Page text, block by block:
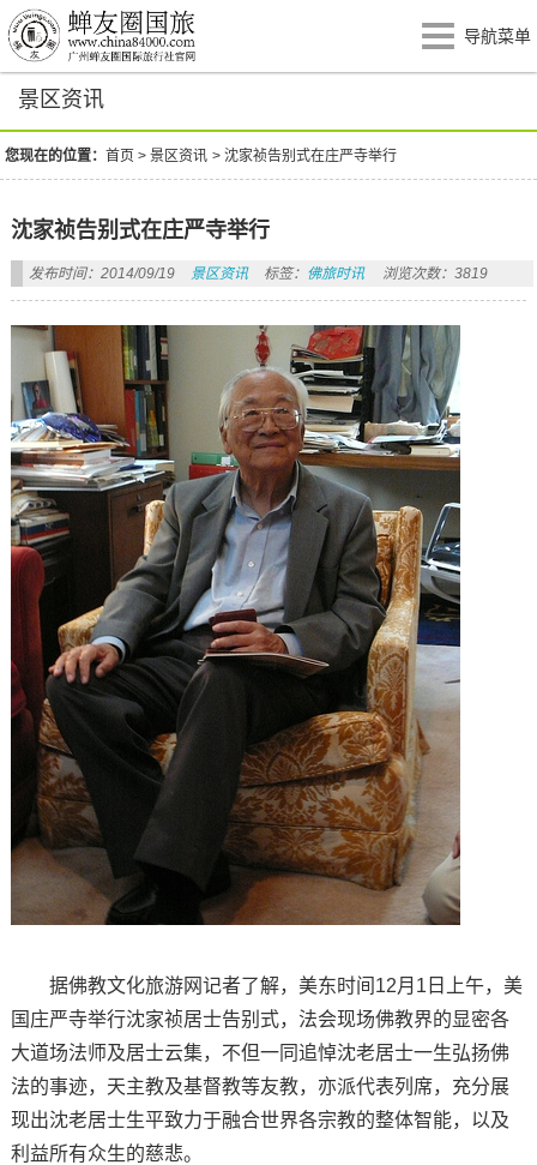
导航菜单
景区资讯
您现在的位置：首页 >景区资讯 >沈家祯告别式在庄严寺举行
沈家祯告别式在庄严寺举行
发布时间：2014/09/19 景区资讯 标签： 佛旅时讯 浏览次数：3819
据佛教文化旅游网记者了解，美东时间12月1日上午，美
国庄严寺举行沈家祯居士告别式，法会现场佛教界的显密各
大道场法师及居士云集，不但一同追悼沈老居士一生弘扬佛
法的事迹，天主教及基督教等友教，亦派代表列席，充分展
现出沈老居士生平致力于融合世界各宗教的整体智能，以及
利益所有众生的慈悲。